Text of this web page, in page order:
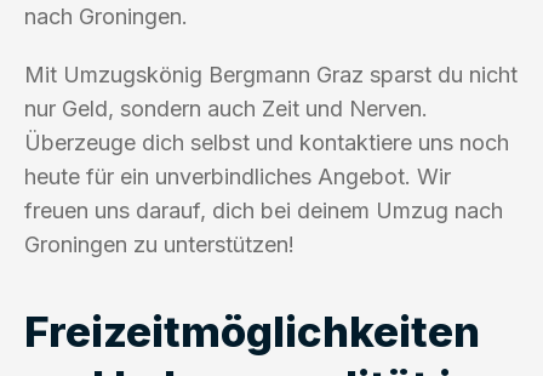
nach Groningen.
Mit Umzugskönig Bergmann Graz sparst du nicht
nur Geld, sondern auch Zeit und Nerven.
Überzeuge dich selbst und kontaktiere uns noch
heute für ein unverbindliches Angebot. Wir
freuen uns darauf, dich bei deinem Umzug nach
Groningen zu unterstützen!
Freizeitmöglichkeiten